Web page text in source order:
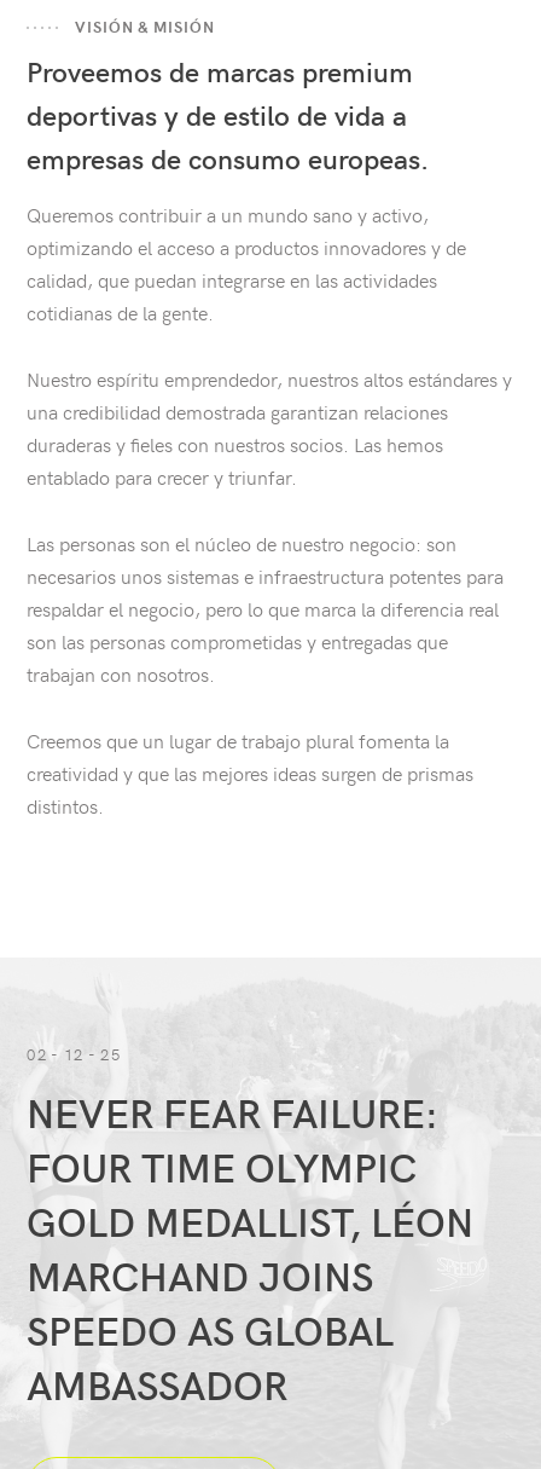
VISIÓN & MISIÓN
Proveemos de marcas premium
deportivas y de estilo de vida a
empresas de consumo europeas.
Queremos contribuir a un mundo sano y activo,
optimizando el acceso a productos innovadores y de
calidad, que puedan integrarse en las actividades
cotidianas de la gente.
Nuestro espíritu emprendedor, nuestros altos estándares y
una credibilidad demostrada garantizan relaciones
duraderas y fieles con nuestros socios. Las hemos
entablado para crecer y triunfar.
Las personas son el núcleo de nuestro negocio: son
necesarios unos sistemas e infraestructura potentes para
respaldar el negocio, pero lo que marca la diferencia real
son las personas comprometidas y entregadas que
trabajan con nosotros.
Creemos que un lugar de trabajo plural fomenta la
creatividad y que las mejores ideas surgen de prismas
distintos.
FAILURE:
FOUR
OLYMPIC
GOLD
MEDALLIST,
LÉON
MARCHAND
SPEEDO
AS
AMBASSADOR
02 - 12 - 25
NEVER FEAR FAILURE:
FOUR TIME OLYMPIC
GOLD MEDALLIST, LÉON
MARCHAND JOINS
SPEEDO AS GLOBAL
AMBASSADOR